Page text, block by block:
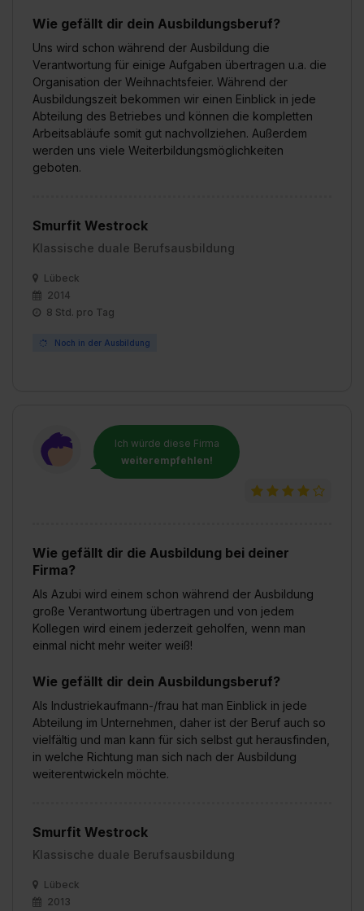
Wie gefällt dir dein Ausbildungsberuf?
Uns wird schon während der Ausbildung die
Verantwortung für einige Aufgaben übertragen u.a. die
Organisation der Weihnachtsfeier. Während der
Ausbildungszeit bekommen wir einen Einblick in jede
Abteilung des Betriebes und können die kompletten
Arbeitsabläufe somit gut nachvollziehen. Außerdem
werden uns viele Weiterbildungsmöglichkeiten
geboten.
Smurfit Westrock
Klassische duale Berufsausbildung
Lübeck
2014
8 Std. pro Tag
Noch in der Ausbildung
Ich würde diese Firma
weiterempfehlen!
Wie gefällt dir die Ausbildung bei deiner
Firma?
Als Azubi wird einem schon während der Ausbildung
große Verantwortung übertragen und von jedem
Kollegen wird einem jederzeit geholfen, wenn man
einmal nicht mehr weiter weiß!
Wie gefällt dir dein Ausbildungsberuf?
Als Industriekaufmann-/frau hat man Einblick in jede
Abteilung im Unternehmen, daher ist der Beruf auch so
vielfältig und man kann für sich selbst gut herausfinden,
in welche Richtung man sich nach der Ausbildung
weiterentwickeln möchte.
Smurfit Westrock
Klassische duale Berufsausbildung
Lübeck
2013